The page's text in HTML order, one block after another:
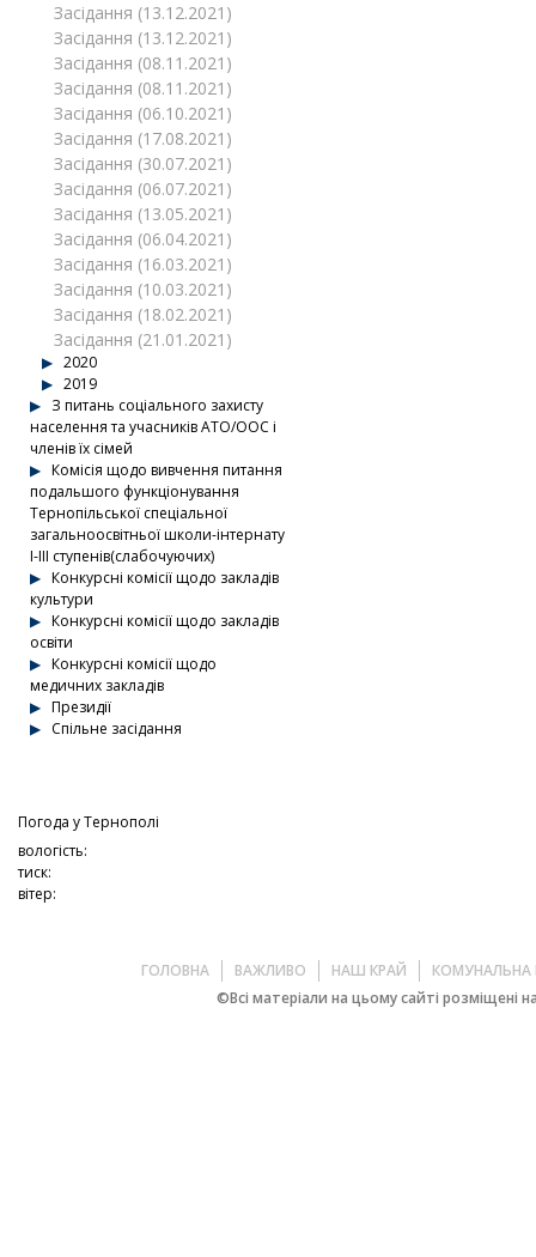
Засідання (13.12.2021)
Засідання (13.12.2021)
Засідання (08.11.2021)
Засідання (08.11.2021)
Засідання (06.10.2021)
Засідання (17.08.2021)
Засідання (30.07.2021)
Засідання (06.07.2021)
Засідання (13.05.2021)
Засідання (06.04.2021)
Засідання (16.03.2021)
Засідання (10.03.2021)
Засідання (18.02.2021)
Засідання (21.01.2021)
2020
2019
З питань соціального захисту
населення та учасників АТО/ООС і
членів їх сімей
Комісія щодо вивчення питання
подальшого функціонування
Тернопільської спеціальної
загальноосвітньої школи-інтернату
І-ІІІ ступенів(слабочуючих)
Конкурсні комісії щодо закладів
культури
Конкурсні комісії щодо закладів
освіти
Конкурсні комісії щодо
медичних закладів
Президії
Спільне засідання
Погода уТернополі
вологість:
тиск:
вітер:
ГОЛОВНА ВАЖЛИВО НАШ КРАЙ
КОМУНАЛЬНА
©Всі матеріали на цьому сайті розміщені